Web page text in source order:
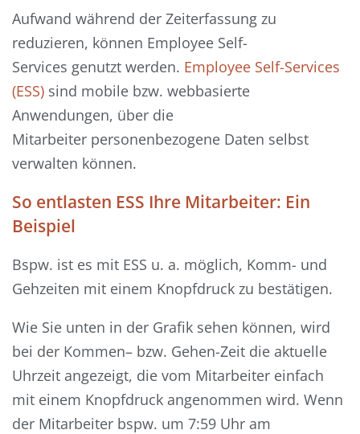
Aufwand während der Zeiterfassung zu
reduzieren, können Employee Self-
Services genutzt werden. Employee Self-Services
(ESS) sind mobile bzw. webbasierte
Anwendungen, über die
Mitarbeiter personenbezogene Daten selbst
verwalten können.
So entlasten ESS Ihre Mitarbeiter: Ein
Beispiel
Bspw. ist es mit ESS u. a. möglich, Komm- und
Gehzeiten mit einem Knopfdruck zu bestätigen.
Wie Sie unten in der Grafik sehen können, wird
bei der Kommen– bzw. Gehen-Zeit die aktuelle
Uhrzeit angezeigt, die vom Mitarbeiter einfach
mit einem Knopfdruck angenommen wird. Wenn
der Mitarbeiter bspw. um 7:59 Uhr am